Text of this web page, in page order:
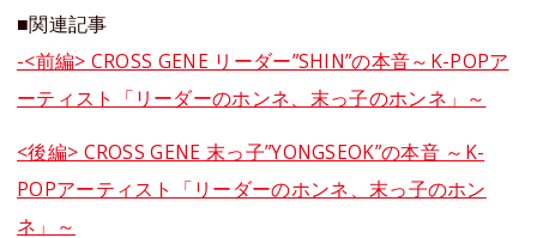
■関連記事
-<前編> CROSS GENE リーダー”SHIN”の本音～K-POPア
ーティスト「リーダーのホンネ、末っ子のホンネ」～
<後編> CROSS GENE 末っ子”YONGSEOK”の本音 ～K-
POPアーティスト「リーダーのホンネ、末っ子のホン
ネ」～